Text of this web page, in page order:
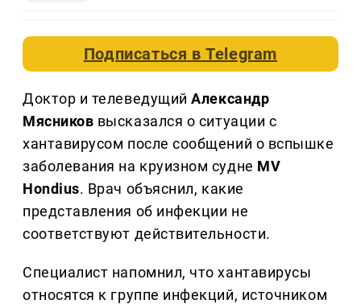
Подписаться вTelegram
Доктор и телеведущийАлександр
Мясников высказался о ситуации с
хантавирусом после сообщений о вспышке
заболевания на круизном судне MV
Hondius. Врач объяснил, какие
представления об инфекции не
соответствуют действительности.
Специалист напомнил, что хантавирусы
относятся к группе инфекций, источником